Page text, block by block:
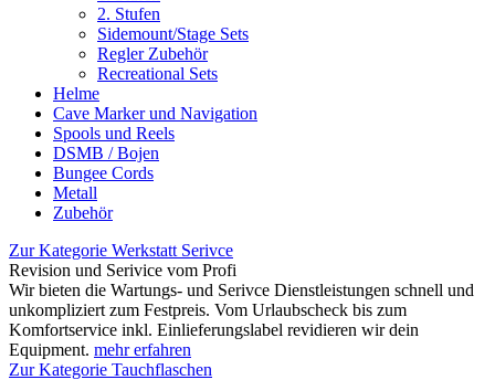
2. Stufen
Sidemount/Stage Sets
Regler Zubehör
Recreational Sets
Helme
Cave Marker und Navigation
Spools und Reels
DSMB / Bojen
Bungee Cords
Metall
Zubehör
Zur Kategorie Werkstatt Serivce
Revision und Serivice vom Profi
Wir bieten die Wartungs- und Serivce Dienstleistungen schnell und
unkompliziert zum Festpreis. Vom Urlaubscheck bis zum
Komfortservice inkl. Einlieferungslabel revidieren wir dein
Equipment. mehr erfahren
Zur Kategorie Tauchflaschen